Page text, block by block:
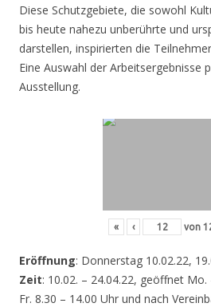
Diese Schutzgebiete, die sowohl
bis heute nahezu unberührte und
darstellen, inspirierten die
Eine Auswahl der Arbeitsergebnisse
Ausstellung.
« ‹ von
Eröffnung: Donnerstag 10.02.22,
Zeit: 10.02. – 24.04.22, geöffnet
Fr. 8.30 – 14.00 Uhr und nach